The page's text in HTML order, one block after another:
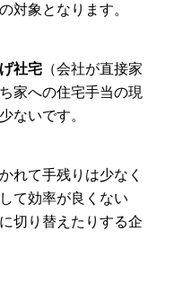
対象となります。
社宅 （会社が直接家
家への住宅手当の現
ないです。
れて手残りは少なく
て効率が良くない
切り替えたりする企